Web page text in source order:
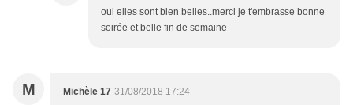
oui elles sont bien belles..merci je t'embrasse bonne
soirée et belle fin de semaine
M Michèle 17 31/08/2018 17:24